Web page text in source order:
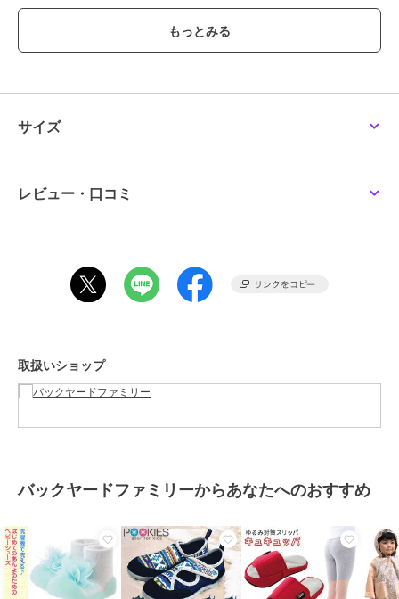
パ・ママが履かせやすいのも嬉しい☆【オーガニックコットン100％
使用】綿本来の色を生かした、染色していないオーガニックコットン
100％。農薬や化学肥料不使用◎【手洗いできてお手入れがカンタ
すすめ。【POMPKINS BABY】ブランドシンボルは赤ちゃんの誕生を
祝い、健やかな成長を願う気持ちが込められた新芽と若葉。
（オーガニックコットン100%使用）
じる場合がございます。あらかじめご了承ください。
ることがあります。お取り扱いの際は、商品やパッケージなどに記載
されている品質表示、アテンションタグ、ご使用上の注意事項などを
女の子 男の子 出産祝い 赤ちゃん シューズ 新生児 オーガニックコッ
トン ギフト ベビーギフト 贈り物 靴 くつ ベビー用品 ベビーグッズ
おしゃれ オシャレ かわいい 孫
サイズ
レビュー・口コミ
取扱いショップ
バックヤードファミリーからあなたへのおすすめ